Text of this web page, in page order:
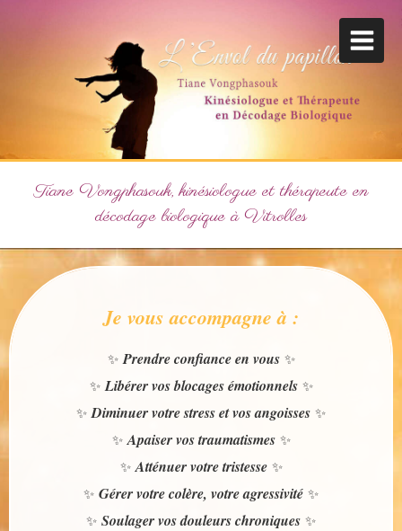
Tiane Vongphasouk, kinésiologue et thérapeute en
décodage biologique à Vitrolles
Je vous accompagne à :
✨Prendre confiance en vous ✨
✨ Libérer vos blocages émotionnels ✨
✨ Diminuer votre stress et vos angoisses ✨
✨ Apaiser vos traumatismes ✨
✨ Atténuer votre tristesse ✨
✨ Gérervotre colère, votreagressivité ✨
✨ Soulager vos douleurs chroniques ✨